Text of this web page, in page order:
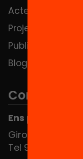
Actes
Projectes
Publicacions i
Blog
Contacte
Ens pots trobar
Girona 34,
Tel 934 588 700